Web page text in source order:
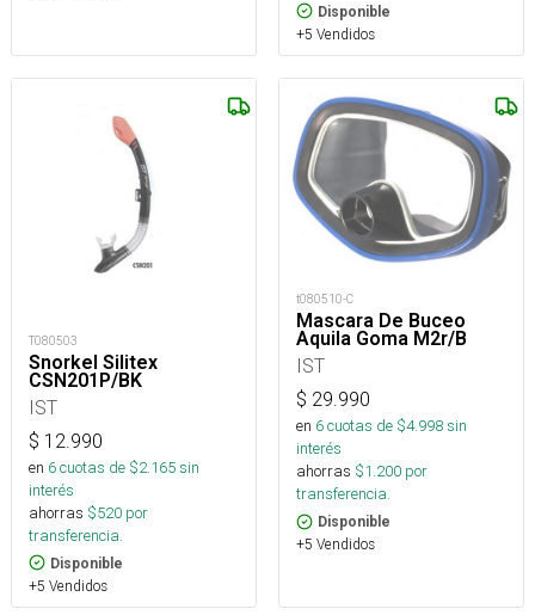
Disponible
+5 Vendidos
T080503
Snorkel Silitex
CSN201P/BK
IST
$ 12.990
en 6cuotas de $2.165sin
interés
ahorras $520 por
transferencia.
Disponible
+5 Vendidos
t080510-C
Mascara De Buceo
Aquila Goma M2r/B
IST
$ 29.990
en 6cuotas de $4.998sin
interés
ahorras $1.200 por
transferencia.
Disponible
+5 Vendidos